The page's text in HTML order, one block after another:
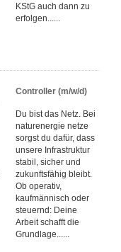
KStG auch dann zu
erfolgen......
Controller (m/w/d)
Du bist das Netz. Bei
naturenergie netze
sorgst du dafür, dass
unsere Infrastruktur
stabil, sicher und
zukunftsfähig bleibt.
Ob operativ,
kaufmännisch oder
steuernd: Deine
Arbeit schafft die
Grundlage......